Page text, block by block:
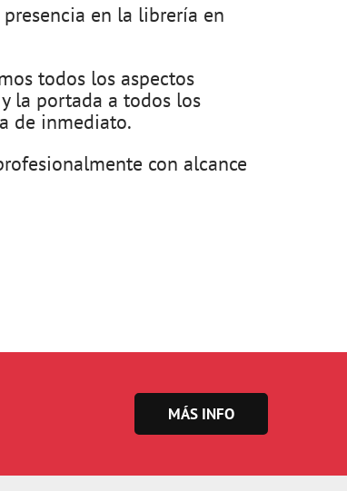
presencia en la librería en
todos los aspectos
la portada a todos los
de inmediato.
con alcance
MÁS INFO